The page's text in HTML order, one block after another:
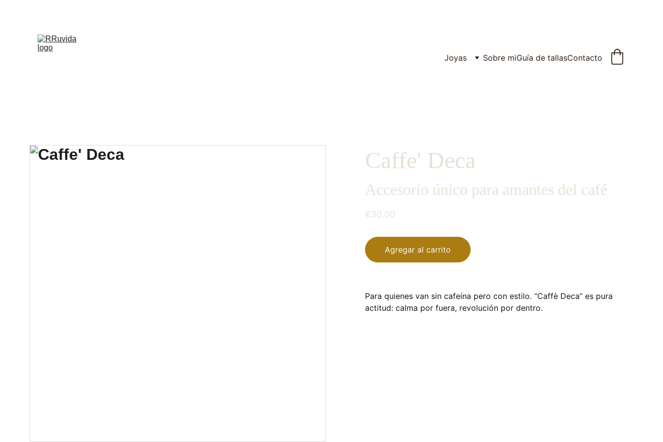
Joyas Sobre miGuía de tallasContacto
Caffe' Deca
Accesorio único para amantes del café
€30.00
Agregar al carrito
Para quienes van sin cafeína pero con estilo. “Caffè Deca” es pura
actitud: calma por fuera, revolución por dentro.